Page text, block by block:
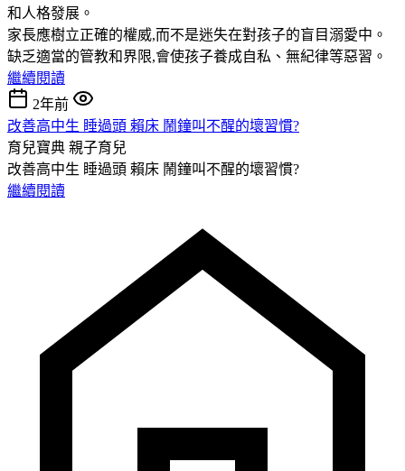
和人格發展。
家長應樹立正確的權威,而不是迷失在對孩子的盲目溺愛中。
缺乏適當的管教和界限,會使孩子養成自私、無紀律等惡習。
繼續閱讀
2年前
改善高中生 睡過頭 賴床 鬧鐘叫不醒的壞習慣?
育兒寶典 親子育兒
改善高中生 睡過頭 賴床 鬧鐘叫不醒的壞習慣?
繼續閱讀